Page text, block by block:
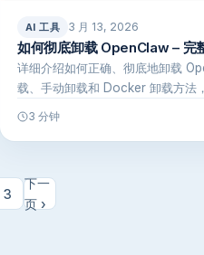
AI 工具 3 月 13, 2026
如何彻底卸载 OpenClaw – 完
详细介绍如何正确、彻底地卸载
载、手动卸载和 Docker 卸载方法
见问…
3 分钟
3
下一
页 ›